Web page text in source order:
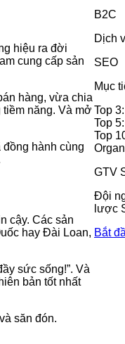
hiệu ra đời
cung cấp sản
hàng, vừa chia
năng. Và mở
hành cùng
cậy. Các sản
hay Đài Loan,
sức sống!”. Và
bản tốt nhất
săn đón.
B2C
Dịch
SEO
Mục
Top
Top
Top
GTV
Đội
lược
Bắt